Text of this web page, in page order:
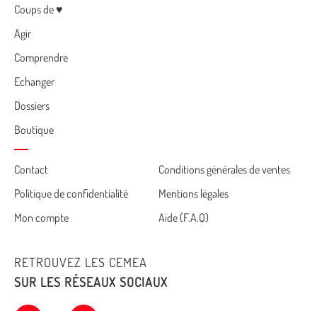
Menu
Coups de ♥
Agir
Comprendre
Echanger
Dossiers
Boutique
Cemea
footer
Contact
Conditions générales de ventes
Politique de confidentialité
Mentions légales
Mon compte
Aide (F.A.Q)
RETROUVEZ LES CEMEA
SUR LES RÉSEAUX SOCIAUX